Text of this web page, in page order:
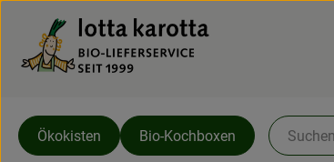
Ökokisten Bio-Kochboxen